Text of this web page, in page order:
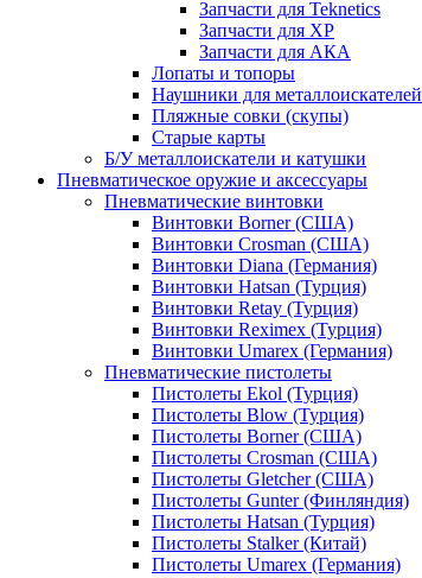
Запчасти для Teknetics
Запчасти для XP
Запчасти для АКА
Лопаты и топоры
Наушники для металлоискателей
Пляжные совки (скупы)
Старые карты
Б/У металлоискатели и катушки
Пневматическое оружие и аксессуары
Пневматические винтовки
Винтовки Borner (США)
Винтовки Crosman (США)
Винтовки Diana (Германия)
Винтовки Hatsan (Турция)
Винтовки Retay (Турция)
Винтовки Reximex (Турция)
Винтовки Umarex (Германия)
Пневматические пистолеты
Пистолеты Ekol (Турция)
Пистолеты Blow (Турция)
Пистолеты Borner (США)
Пистолеты Crosman (США)
Пистолеты Gletcher (США)
Пистолеты Gunter (Финляндия)
Пистолеты Hatsan (Турция)
Пистолеты Stalker (Китай)
Пистолеты Umarex (Германия)